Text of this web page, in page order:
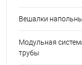
Вешалки
Модульная
трубы